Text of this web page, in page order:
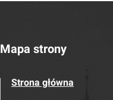
Mapa strony
Strona główna